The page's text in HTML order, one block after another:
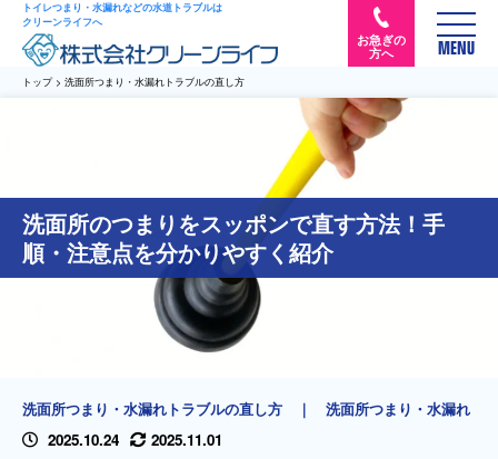
トイレつまり・水漏れなどの水道トラブルは
クリーンライフへ
お急ぎの
方へ
MENU
トップ > 洗面所つまり・水漏れトラブルの直し方
洗面所のつまりをスッポンで直す方法！手
順・注意点を分かりやすく紹介
洗面所つまり・水漏れトラブルの直し方 ｜ 洗面所つまり・水漏れ
2025.10.24
2025.11.01